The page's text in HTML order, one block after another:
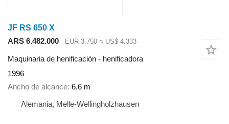
JF RS 650 X
ARS 6.482.000
EUR 3.750 ≈ US$ 4.333
Maquinaria de henificación - henificadora
1996
Ancho de alcance 6,6 m
Alemania, Melle-Wellingholzhausen